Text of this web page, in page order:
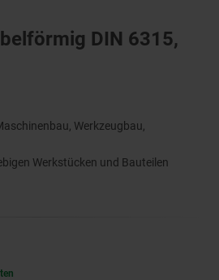
DIN 6315,
Werkzeugbau,
Werkstücken und Bauteilen